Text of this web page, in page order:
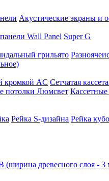
Акустические экраны и
Wall Panel Super G
грильято
кромкой AC Сетчатая
потолки Люмсвет
Рейка S-дизайна Рейка
(ширина древесного слоя - 3